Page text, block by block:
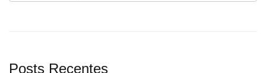
Posts Recentes